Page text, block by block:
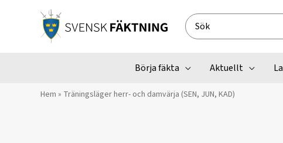
Search
for:
Börja fäkta Aktuellt
Hem » Träningsläger herr- och damvärja (SEN, JUN, KAD)